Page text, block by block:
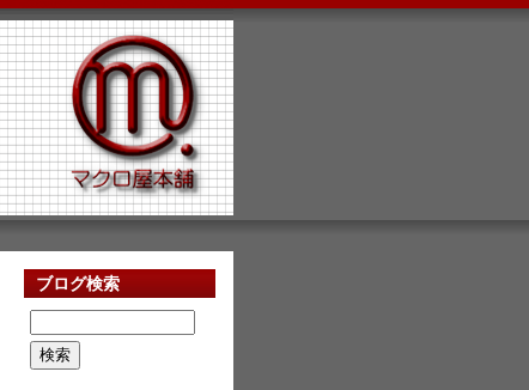
ブログ検索